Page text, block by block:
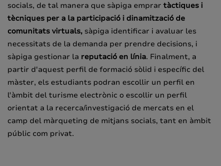
socials, de tal manera que sàpiga emprar tàctiques i
tècniques per a la participació i dinamització de
comunitats virtuals, sàpiga identificar i avaluar les
necessitats de la demanda per prendre decisions, i
sàpiga gestionar la reputació en línia. Finalment, a
partir d'aquest perfil de formació sòlid i específic del
màster, els estudiants podran escollir un perfil en
l'àmbit del turisme electrònic o escollir un perfil
orientat a la recerca/investigació de mercats en el
camp del màrqueting de mitjans socials, tant en àmbit
públic com privat.